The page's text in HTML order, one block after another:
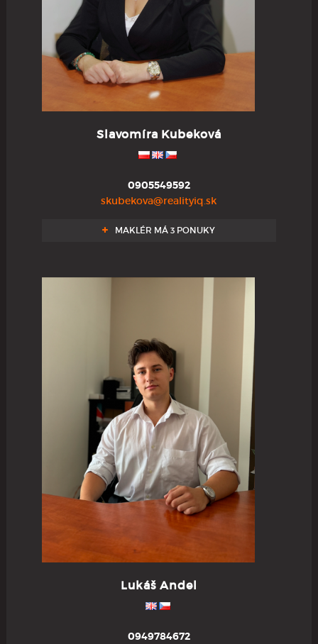
Slavomíra Kubeková
0905549592
skubekova@realityiq.sk
MAKLÉR MÁ 3 PONUKY
Lukáš Andel
0949784672